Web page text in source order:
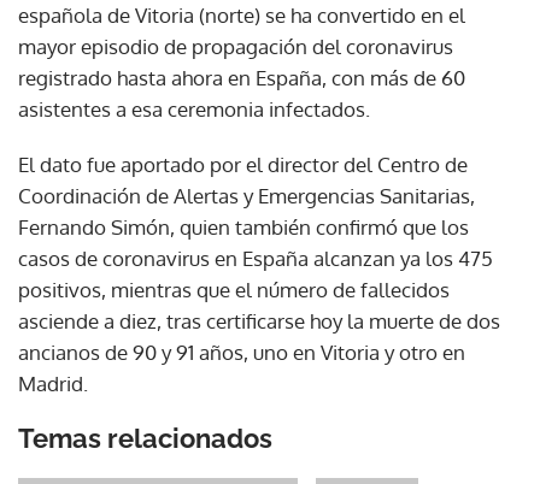
española de Vitoria (norte) se ha convertido en el
mayor episodio de propagación del coronavirus
registrado hasta ahora en España, con más de 60
asistentes a esa ceremonia infectados.
El dato fue aportado por el director del Centro de
Coordinación de Alertas y Emergencias Sanitarias,
Fernando Simón, quien también confirmó que los
casos de coronavirus en España alcanzan ya los 475
positivos, mientras que el número de fallecidos
asciende a diez, tras certificarse hoy la muerte de dos
ancianos de 90 y 91 años, uno en Vitoria y otro en
Madrid.
Temas relacionados